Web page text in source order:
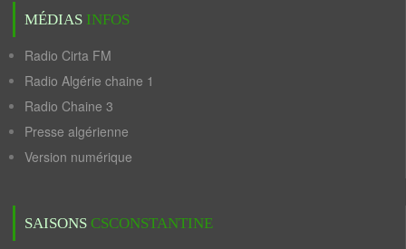
MÉDIAS INFOS
Radio Cirta FM
Radio Algérie chaine 1
Radio Chaine 3
Presse algérienne
Version numérique
SAISONS CSCONSTANTINE